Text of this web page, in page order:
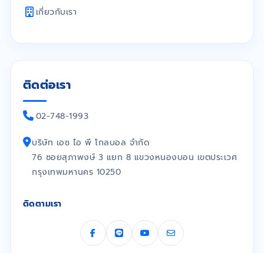
เกี่ยวกับเรา
ติดต่อเรา
02-748-1993
บริษัท เอช ไอ พี โกลบอล จำกัด
76 ซอยสุภาพงษ์ 3 แยก 8 แขวงหนองบอน เขตประเวศ
กรุงเทพมหานคร 10250
ติดตามเรา